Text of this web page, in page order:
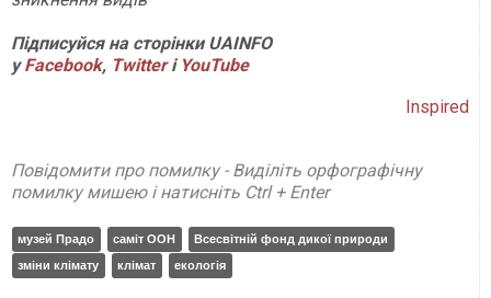
Підписуйся на сторінки UAINFO
уFacebook, Twitter і YouTube
Inspired
Повідомити про помилку - Виділіть орфографічну
помилку мишею і натисніть Ctrl + Enter
музей Прадо саміт ООН
Всесвітній фонд дикої природи
зміни клімату
клімат екологія